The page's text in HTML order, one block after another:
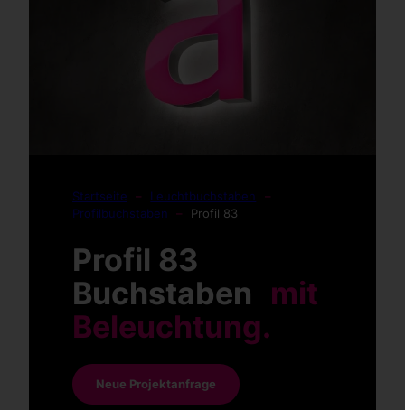
Startseite – Leuchtbuchstaben
–
Profilbuchstaben
– Profil 83
Profil 83
Buchstaben mit
Beleuchtung.
Neue Projektanfrage